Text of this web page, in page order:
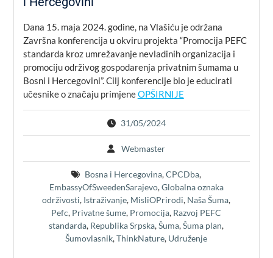
Dana 15. maja 2024. godine, na Vlašiću je održana
Završna konferencija u okviru projekta “Promocija PEFC
standarda kroz umrežavanje nevladinih organizacija i
promociju održivog gospodarenja privatnim šumama u
Bosni i Hercegovini”. Cilj konferencije bio je educirati
učesnike o značaju primjeneOPŠIRNIJE
31/05/2024
Webmaster
Bosna i Hercegovina,CPCDba,
EmbassyOfSweedenSarajevo,Globalna oznaka
održivosti, Istraživanje, MisliOPrirodi, Naša Šuma,
Pefc, Privatne šume, Promocija, Razvoj PEFC
standarda, Republika Srpska,Šuma,Šuma plan,
Šumovlasnik,ThinkNature, Udruženje